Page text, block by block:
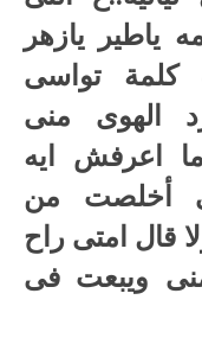
ياطير يازهر
كلمة تواسى
الهوى منى
اعرفش ايه
أخلصت من
قال امتى راح
ويبعت فى